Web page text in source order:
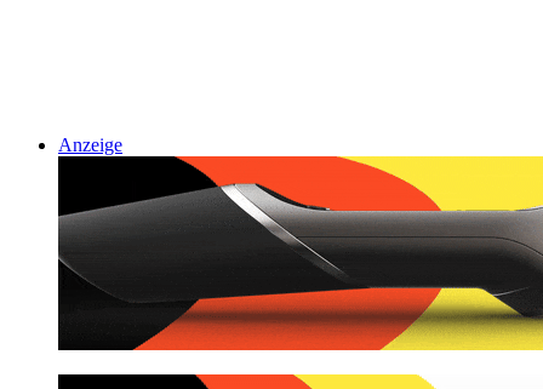
Anzeige